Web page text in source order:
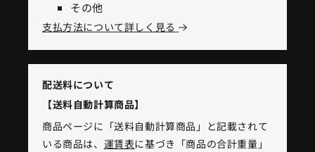
その他
支払方法について詳しく見る
配送料について
【送料自動計算商品】
商品ページに「送料自動計算商品」と記載されて
いる商品は、 運賃表に基づき「商品の合計重量」